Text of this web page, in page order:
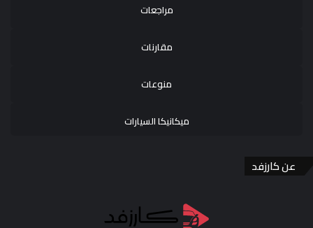
مراجعات
مقارنات
منوعات
ميكانيكا السيارات
عن كارزفد